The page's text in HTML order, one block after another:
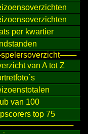
per kwartier
van A tot Z
van 100
top 75